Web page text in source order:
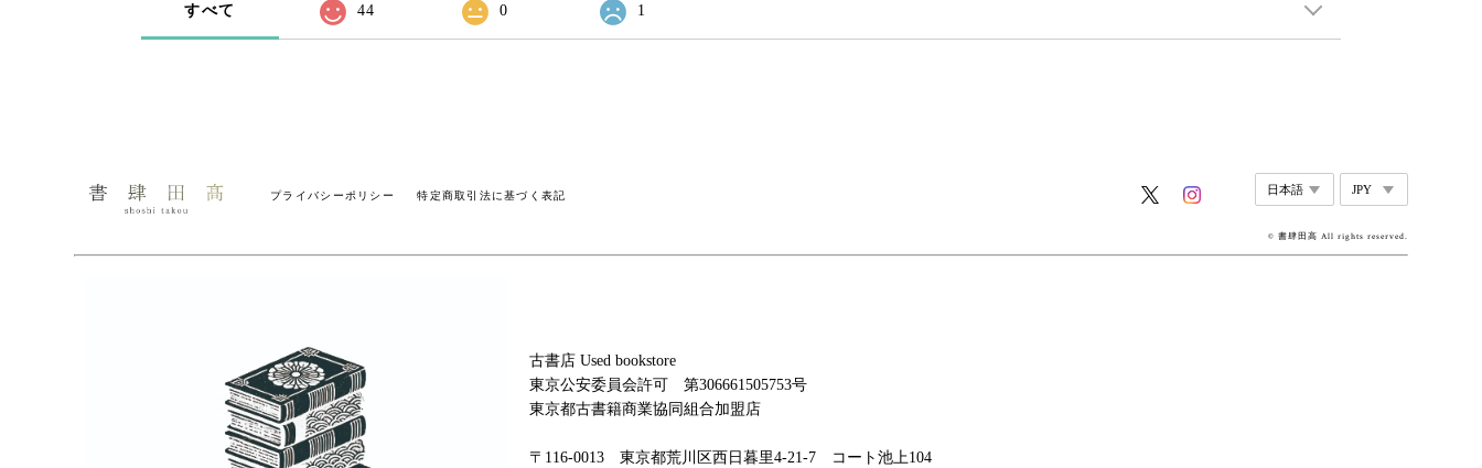
すべて 44 0 1
プライバシーポリシー 特定商取引法に基づく表記
© 書肆田高 All rights reserved.
古書店 Used bookstore
東京公安委員会許可 第306661505753号
東京都古書籍商業協同組合加盟店
〒116-0013 東京都荒川区西日暮里4-21-7 コート池上104